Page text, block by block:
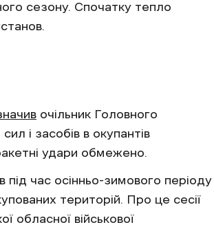
сезону. Спочатку тепло
очільник Головного
і засобів в окупантів
удари обмежено.
під час осінньо-зимового періоду
територій. Про це сесії
обласної військової